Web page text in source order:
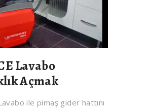
Lavabo
Açmak
ile pimaş gider hattını